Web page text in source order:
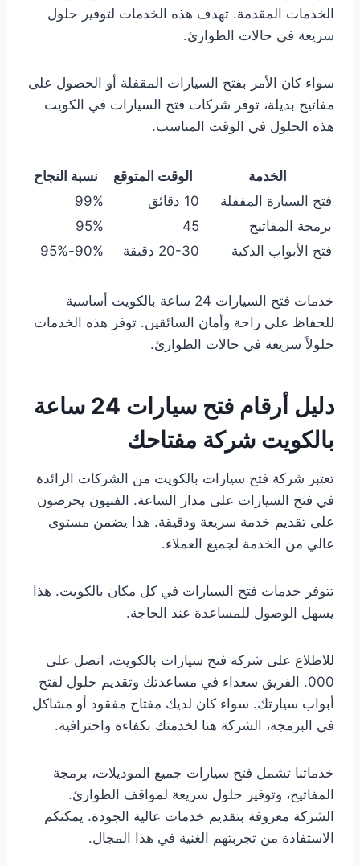
الخدمات المقدمة. تهدف هذه الخدمات لتوفير حلول
سريعة في حالات الطوارئ.
سواء كان الأمر بفتح السيارات المقفلة أو الحصول على
مفاتيح بديلة، توفر شركات فتح السيارات في الكويت
هذه الحلول في الوقت المناسب.
الخدمة الوقت المتوقع
نسبة النجاح
فتح السيارة المقفلة
10 دقائق
99%
برمجة المفاتيح
45
95%
فتح الأبواب الذكية
20-30 دقيقة 90%-95%
خدمات فتح السيارات 24 ساعة بالكويت أساسية
للحفاظ على راحة وأمان السائقين. توفر هذه الخدمات
حلولاً سريعة في حالات الطوارئ.
دليل أرقام فتح سيارات 24 ساعة
بالكويت شركة مفتاحك
تعتبر شركة فتح سيارات بالكويت من الشركات الرائدة
في فتح السيارات على مدار الساعة. الفنيون يحرصون
على تقديم خدمة سريعة ودقيقة. هذا يضمن مستوى
عالي من الخدمة لجميع العملاء.
تتوفر خدمات فتح السيارات في كل مكان بالكويت. هذا
يسهل الوصول للمساعدة عند الحاجة.
للاطلاع على شركة فتح سيارات بالكويت، اتصل على
000. الفريق سعداء في مساعدتك وتقديم حلول لفتح
أبواب سيارتك. سواء كان لديك مفتاح مفقود أو مشاكل
في البرمجة، الشركة هنا لخدمتك بكفاءة واحترافية.
خدماتنا تشمل فتح سيارات جميع الموديلات، برمجة
المفاتيح، وتوفير حلول سريعة لمواقف الطوارئ.
الشركة معروفة بتقديم خدمات عالية الجودة. يمكنكم
الاستفادة من تجربتهم الغنية في هذا المجال.